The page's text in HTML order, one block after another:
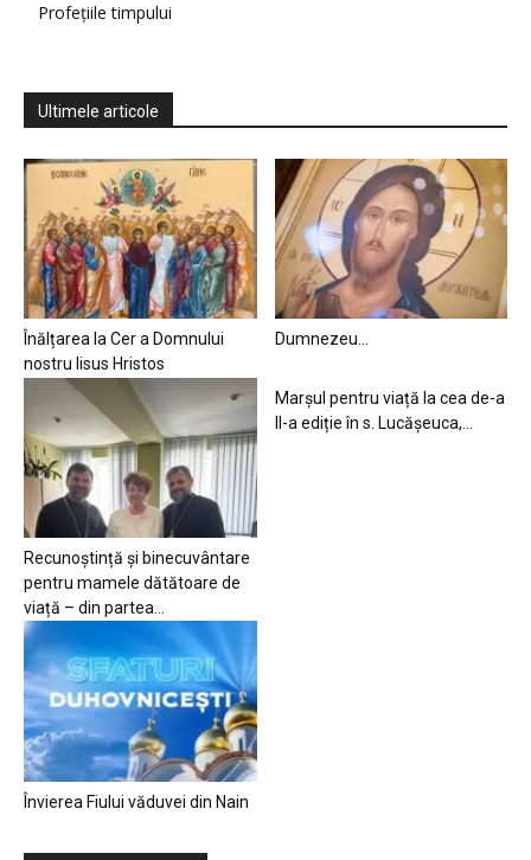
Profețiile timpului
Ultimele articole
Înălțarea la Cer a Domnului
nostru Iisus Hristos
Dumnezeu…
Recunoștință și binecuvântare
pentru mamele dătătoare de
viață – din partea...
Marșul pentru viață la cea de-a
II-a ediție în s. Lucășeuca,...
Învierea Fiului văduvei din Nain